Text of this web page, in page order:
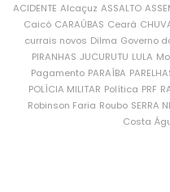
ACIDENTE Alcaçuz ASSALTO
Caicó CARAÚBAS Ceará
currais novos Dilma Governo
PIRANHAS JUCURUTU LULA
Pagamento PARAÍBA
POLÍCIA MILITAR Política PRF
Robinson Faria Roubo SERRA
Costa